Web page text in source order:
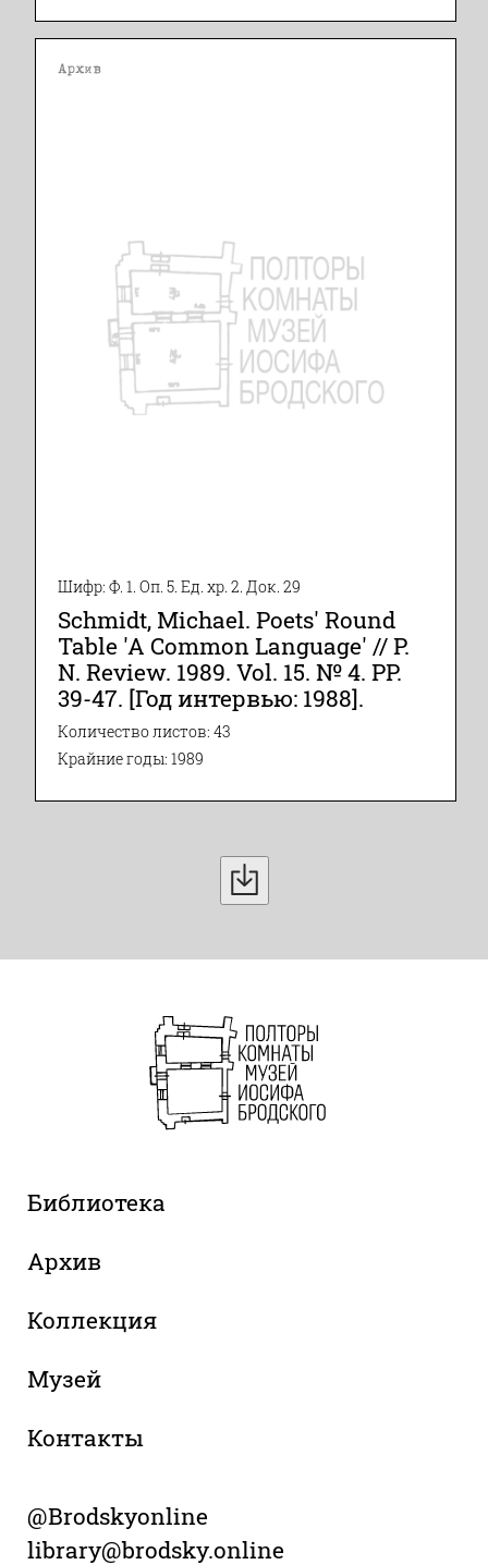
Архив
Шифр: Ф. 1. Оп. 5. Ед. хр. 2. Док. 29
Schmidt, Michael. Poets' Round
Table 'A Common Language' // P.
N. Review. 1989. Vol. 15. № 4. PP.
39-47. [Год интервью: 1988].
Количество листов: 43
Крайние годы: 1989
Библиотека
Архив
Коллекция
Музей
Контакты
@Brodskyonline
library@brodsky.online